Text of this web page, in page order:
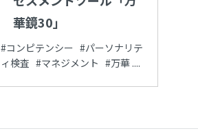
華鏡30」
#コンピテンシー #パーソナリテ
ィ検査 #マネジメント #万華 ....